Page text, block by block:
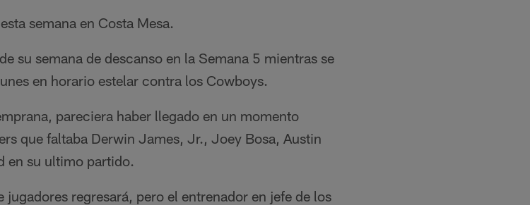
semana en Costa Mesa.
su semana de descanso en la Semana 5 mientras se
en horario estelar contra los Cowboys.
pareciera haber llegado en un momento
que faltaba Derwin James, Jr., Joey Bosa, Austin
en su ultimo partido.
regresará, pero el entrenador en jefe de los